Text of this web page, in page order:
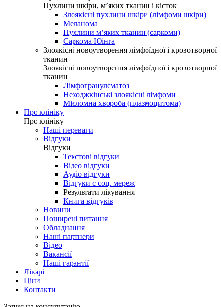
Пухлини шкіри, м’яких тканин і кісток
Злоякісні пухлини шкіри (лімфоми шкіри)
Меланома
Пухлини м’яких тканин (саркоми)
Саркома Юінга
Злоякісні новоутворення лімфоїдної і кровотворної
тканин
Злоякісні новоутворення лімфоїдної і кровотворної
тканин
Лімфогранулематоз
Неходжкінські злоякісні лімфоми
Мієломна хвороба (плазмоцитома)
Про клініку
Про клініку
Наші переваги
Відгуки
Відгуки
Текстові відгуки
Відео відгуки
Аудіо відгуки
Відгуки с соц. мереж
Результати лікування
Книга відгуків
Новини
Поширені питання
Обладнання
Наші партнери
Відео
Вакансії
Наші гарантії
Лікарі
Ціни
Контакти